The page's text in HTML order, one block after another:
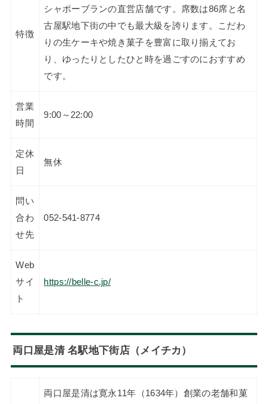
特徴
シャポーブランの直営店舗です。席数は86席と名
古屋駅地下街の中でも最大級を誇ります。こだわ
りの生ケーキや焼き菓子を豊富に取り揃えてお
り、ゆったりとしたひと時を過ごすのにおすすめ
です。
営業
時間
9:00～22:00
定休
日
無休
問い
合わ
せ先
052-541-8774
Web
サイ
ト
https://belle-c.jp/
両口屋是清 名駅地下街店（メイチカ）
両口屋是清は寛永11年（1634年）創業の老舗和菓